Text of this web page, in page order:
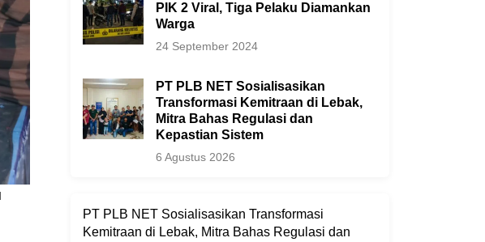
PIK 2 Viral, Tiga Pelaku Diamankan
Warga
24 September 2024
PT PLB NET Sosialisasikan
Transformasi Kemitraan di Lebak,
Mitra Bahas Regulasi dan
Kepastian Sistem
6 Agustus 2026
PT PLB NET Sosialisasikan Transformasi
Kemitraan di Lebak, Mitra Bahas Regulasi dan